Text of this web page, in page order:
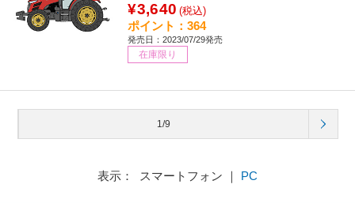
¥3,640 (税込)
ポイント：364
発売日：2023/07/29発売
在庫限り
1/9
表示： スマートフォン ｜ PC